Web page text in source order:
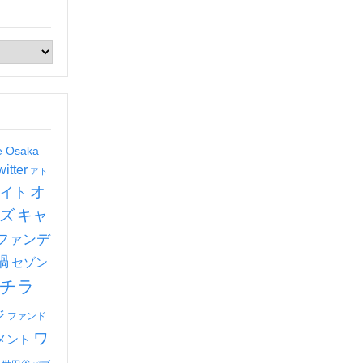
Osaka
アト
ト オ
キャ
ァンデ
セゾン
チラ
ファンド
ント ワ